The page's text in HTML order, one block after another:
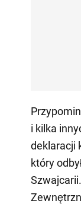
i kilka
deklaracji
który